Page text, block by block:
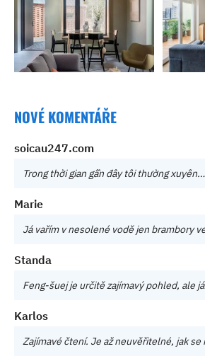
NOVÉ KOMENTÁŘE
soicau247.com
Trong thời gian gần đây tôi thường xuyên…
Marie
Já vařím v nesolené vodě jen brambory
Standa
Feng-šuej je určitě zajímavý pohled, ale
Karlos
Zajímavé čtení. Je až neuvěřitelné, jak